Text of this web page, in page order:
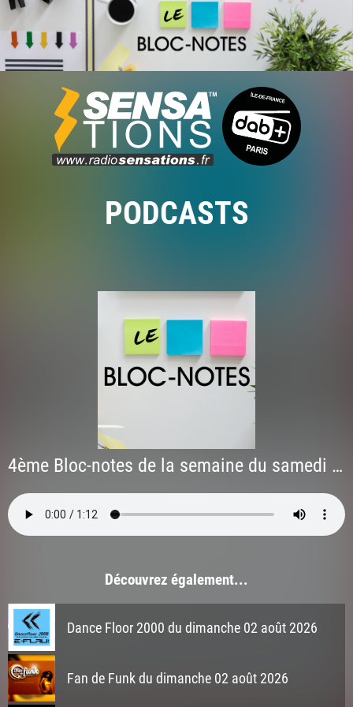
PODCASTS
4ème Bloc-notes de la semaine du samedi 30 mai 2026
Découvrez également...
Dance Floor 2000 du dimanche 02 août 2026
Fan de Funk du dimanche 02 août 2026